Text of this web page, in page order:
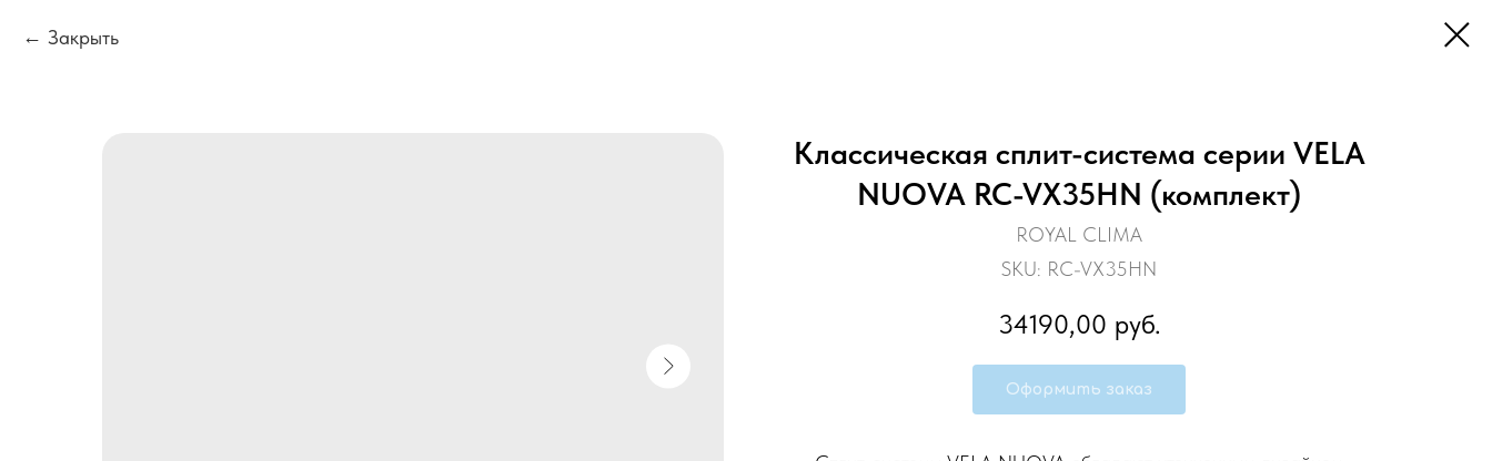
Закрыть
Классическая сплит-система серии VELA
NUOVA RC-VX35HN (комплект)
ROYAL CLIMA
SKU: RC-VX35HN
34190,00 руб.
Оформить заказ